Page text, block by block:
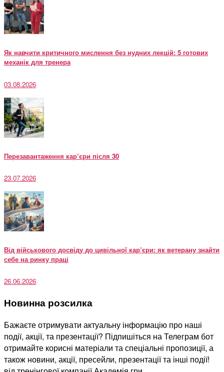
Як навчити критичного мислення без нудних лекцій: 5 готових
механік для тренера
03.08.2026
Перезавантаження кар’єри після 30
23.07.2026
Від військового досвіду до цивільної кар’єри: як ветерану знайти
себе на ринку праці
26.06.2026
Новинна розсилка
Бажаєте отримувати актуальну інформацію про наші
події, акції, та презентації? Підпишіться на Телеграм бот
отримайте корисні матеріали та спеціальні пропозиції, а
також новини, акції, пресейли, презентації та інші події!